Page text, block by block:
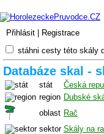
Přihlásit Registrace
stáhni cesty této skály
Databáze skal -
stát
Česká
region Dubské
oblast Rač
sektor Skály na